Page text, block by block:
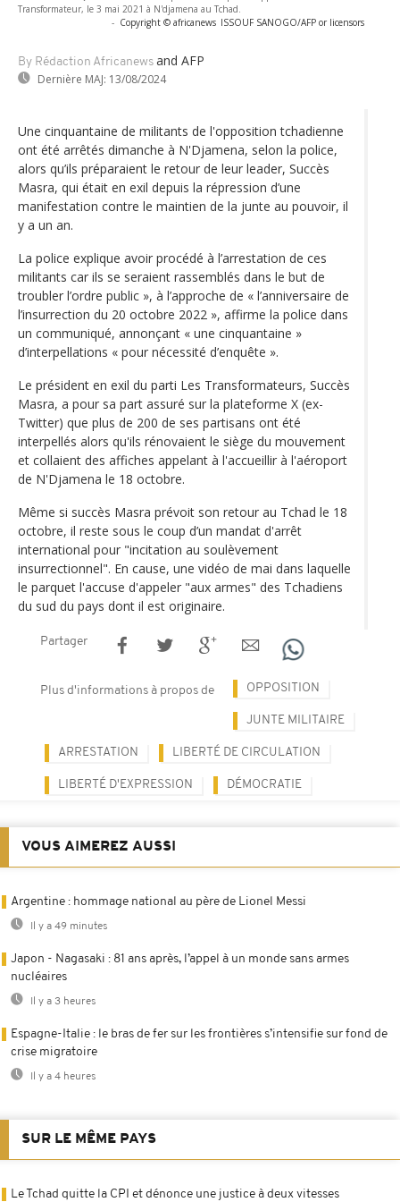
Transformateur, le 3 mai 2021 à N'djamena au Tchad.
- Copyright © africanews ISSOUF SANOGO/AFP or licensors
By Rédaction Africanews and AFP
Dernière MAJ: 13/08/2024
Une cinquantaine de militants de l'opposition tchadienne
ont été arrêtés dimanche à N'Djamena, selon la police,
alors qu’ils préparaient le retour de leur leader, Succès
Masra, qui était en exil depuis la répression d’une
manifestation contre le maintien de la junte au pouvoir, il
y a un an.
La police explique avoir procédé à l’arrestation de ces
militants car ils se seraient rassemblés dans le but de
troubler l’ordre public », à l’approche de « l’anniversaire de
l’insurrection du 20 octobre 2022 », affirme la police dans
un communiqué, annonçant « une cinquantaine »
d’interpellations « pour nécessité d’enquête ».
Le président en exil du parti Les Transformateurs, Succès
Masra, a pour sa part assuré sur la plateforme X (ex-
Twitter) que plus de 200 de ses partisans ont été
interpellés alors qu'ils rénovaient le siège du mouvement
et collaient des affiches appelant à l'accueillir à l'aéroport
de N'Djamena le 18 octobre.
Même si succès Masra prévoit son retour au Tchad le 18
octobre, il reste sous le coup d’un mandat d'arrêt
international pour "incitation au soulèvement
insurrectionnel". En cause, une vidéo de mai dans laquelle
le parquet l'accuse d'appeler "aux armes" des Tchadiens
du sud du pays dont il est originaire.
Partager
Plus d'informations à propos de OPPOSITION
JUNTE MILITAIRE
ARRESTATION LIBERTÉ DE CIRCULATION
LIBERTÉ D'EXPRESSION DÉMOCRATIE
VOUS AIMEREZ AUSSI
Argentine : hommage national au père de Lionel Messi
Il y a 49 minutes
Japon - Nagasaki : 81 ans après, l’appel à un monde sans armes
nucléaires
Il y a 3 heures
Espagne-Italie : le bras de fer sur les frontières s’intensifie sur fond de
crise migratoire
Il y a 4 heures
SUR LE MÊME PAYS
Le Tchad quitte la CPI et dénonce une justice à deux vitesses